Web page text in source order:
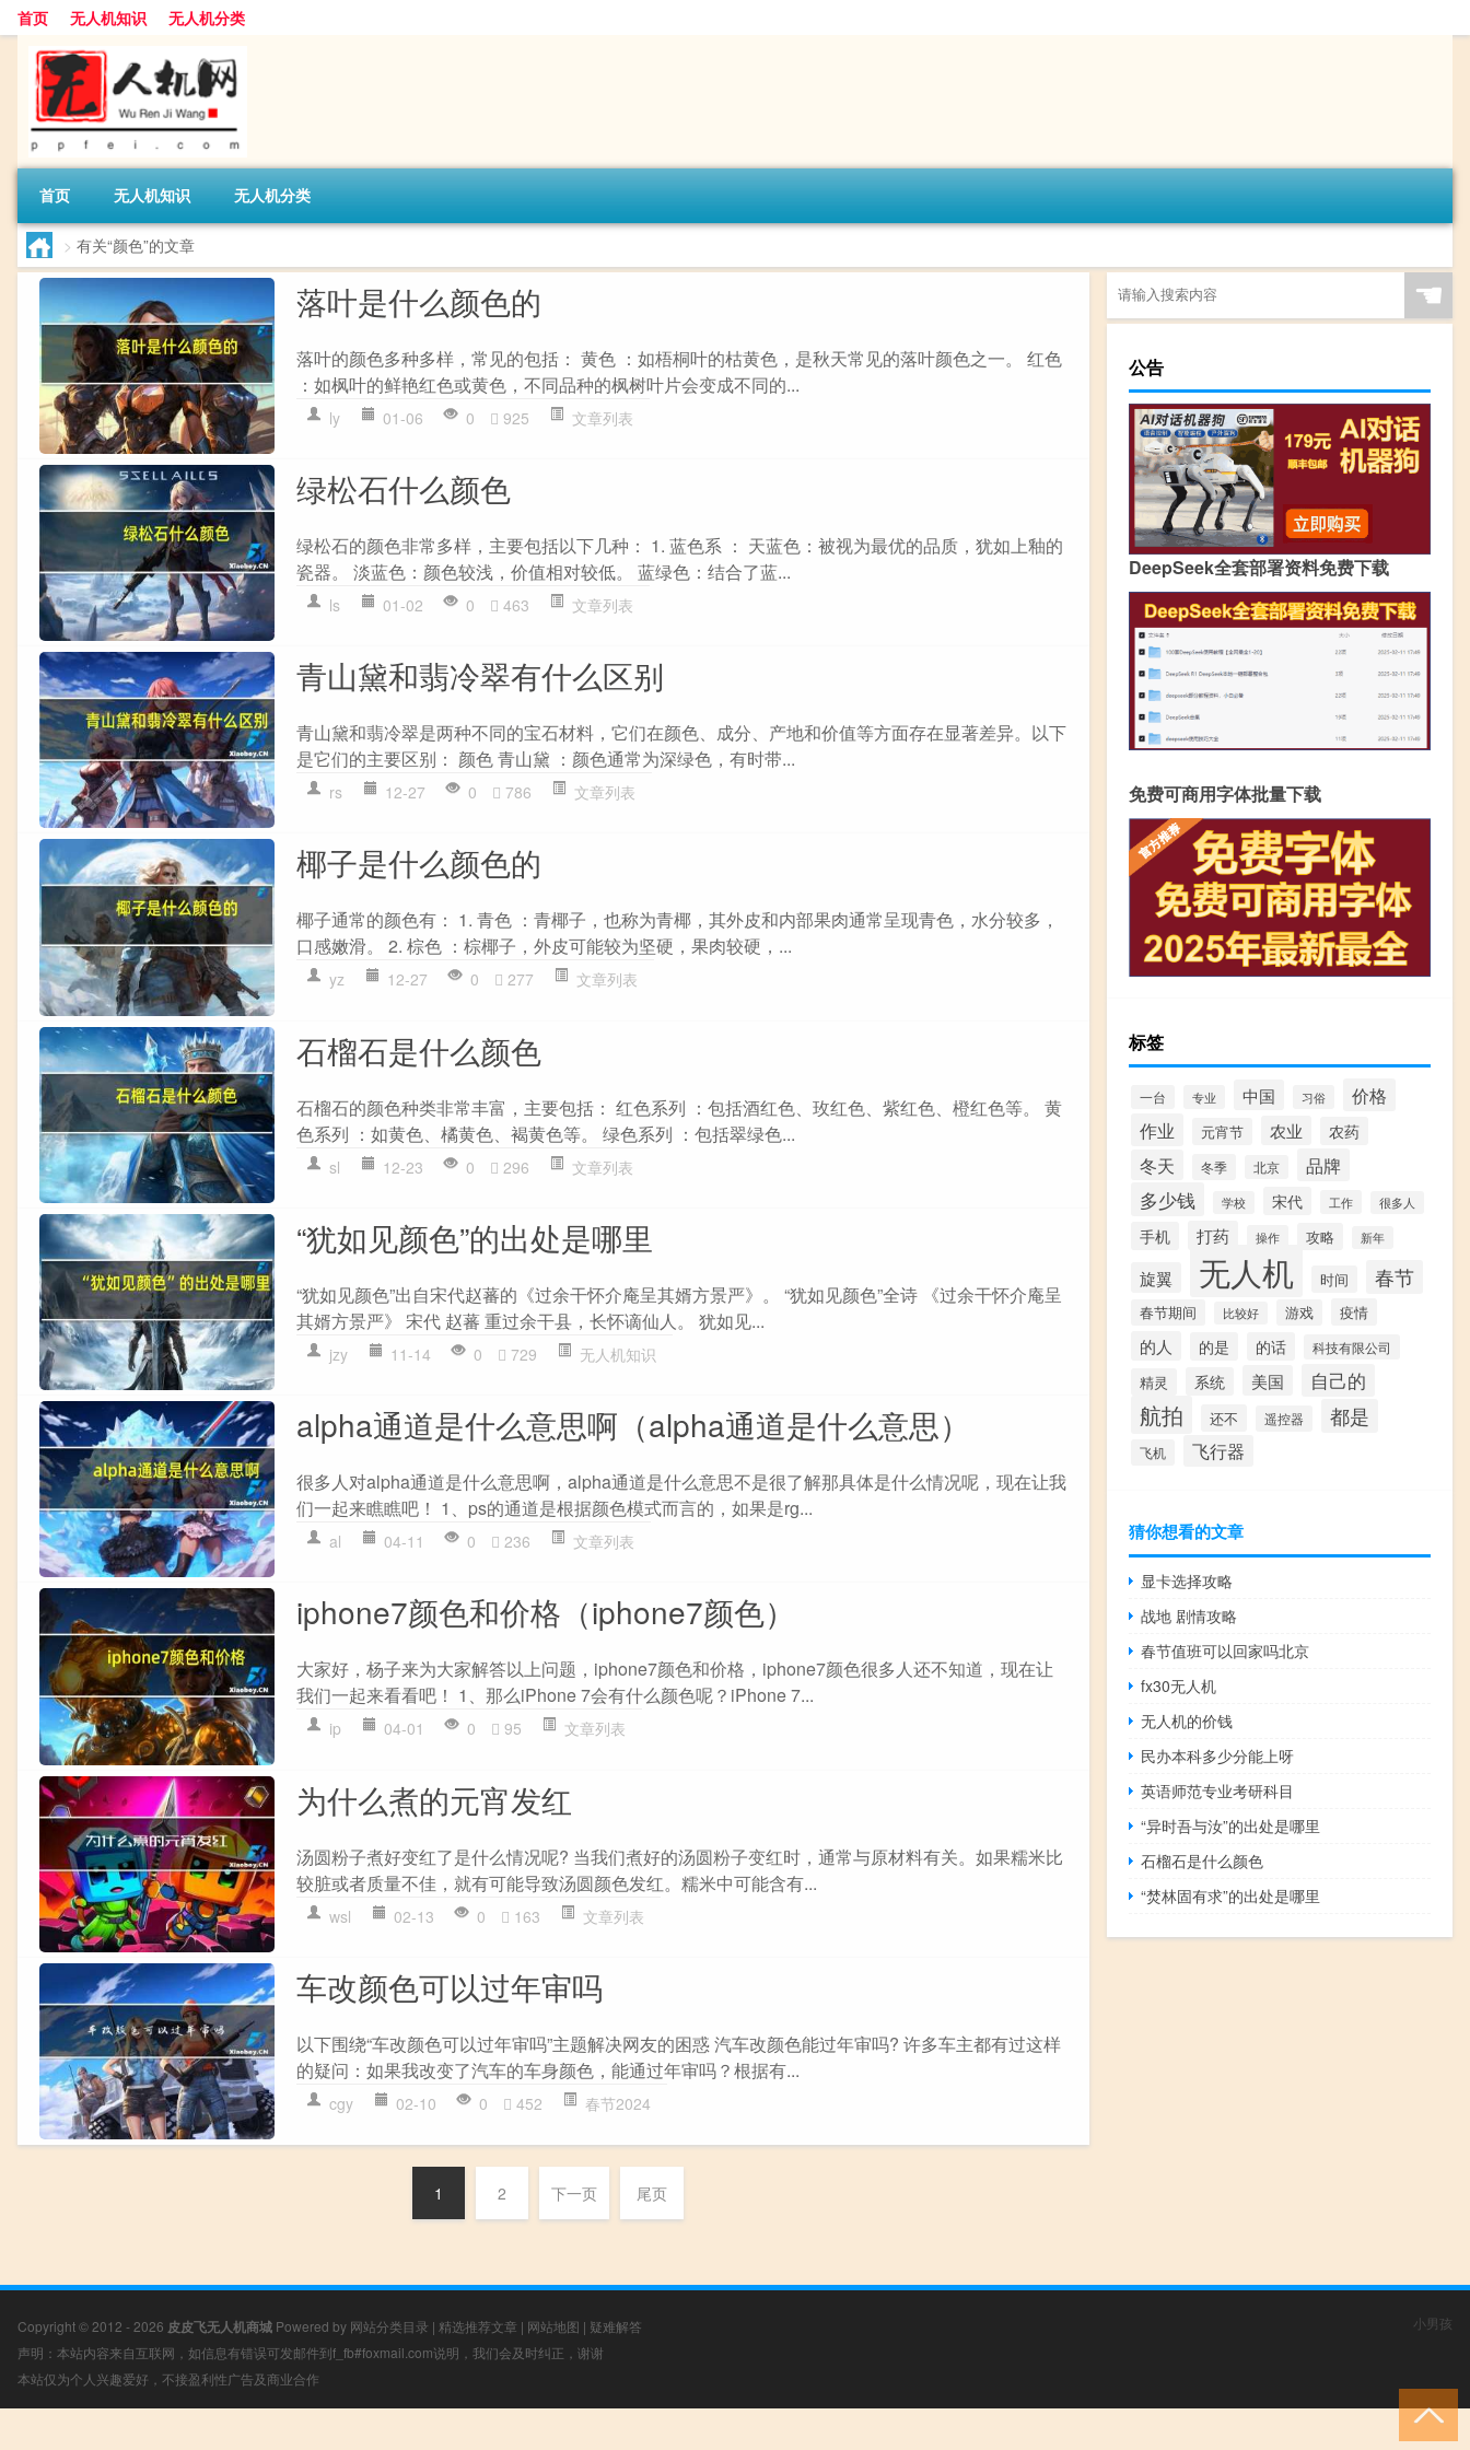
首页 无人机知识 无人机分类
首页 无人机知识 无人机分类
> 有关“颜色”的文章
落叶是什么颜色的
落叶的颜色多种多样，常见的包括： 黄色 ：如梧桐叶的枯黄色，是秋天常见的落叶颜色之一。 红色
：如枫叶的鲜艳红色或黄色，不同品种的枫树叶片会变成不同的...
ly 01-06 0 925 文章列表
绿松石什么颜色
绿松石的颜色非常多样，主要包括以下几种： 1. 蓝色系 ： 天蓝色：被视为最优的品质，犹如上釉的
瓷器。 淡蓝色：颜色较浅，价值相对较低。 蓝绿色：结合了蓝...
ls 01-02 0 463 文章列表
青山黛和翡冷翠有什么区别
青山黛和翡冷翠是两种不同的宝石材料，它们在颜色、成分、产地和价值等方面存在显著差异。以下
是它们的主要区别： 颜色 青山黛 ：颜色通常为深绿色，有时带...
rs 12-27 0 786 文章列表
椰子是什么颜色的
椰子通常的颜色有： 1. 青色 ：青椰子，也称为青椰，其外皮和内部果肉通常呈现青色，水分较多，
口感嫩滑。 2. 棕色 ：棕椰子，外皮可能较为坚硬，果肉较硬，...
yz 12-27 0 277 文章列表
石榴石是什么颜色
石榴石的颜色种类非常丰富，主要包括： 红色系列 ：包括酒红色、玫红色、紫红色、橙红色等。 黄
色系列 ：如黄色、橘黄色、褐黄色等。 绿色系列 ：包括翠绿色...
sl 12-23 0 296 文章列表
“犹如见颜色”的出处是哪里
“犹如见颜色”出自宋代赵蕃的《过余干怀介庵呈其婿方景严》。 “犹如见颜色”全诗 《过余干怀介庵呈
其婿方景严》 宋代 赵蕃 重过余干县，长怀谪仙人。 犹如见...
jzy 11-14 0 729 无人机知识
alpha通道是什么意思啊（alpha通道是什么意思）
很多人对alpha通道是什么意思啊，alpha通道是什么意思不是很了解那具体是什么情况呢，现在让我
们一起来瞧瞧吧！ 1、ps的通道是根据颜色模式而言的，如果是rg...
al 04-11 0 236 文章列表
iphone7颜色和价格（iphone7颜色）
大家好，杨子来为大家解答以上问题，iphone7颜色和价格，iphone7颜色很多人还不知道，现在让
我们一起来看看吧！ 1、那么iPhone 7会有什么颜色呢？iPhone 7...
ip 04-01 0 95 文章列表
为什么煮的元宵发红
汤圆粉子煮好变红了是什么情况呢? 当我们煮好的汤圆粉子变红时，通常与原材料有关。如果糯米比
较脏或者质量不佳，就有可能导致汤圆颜色发红。糯米中可能含有...
wsl 02-13 0 163 文章列表
车改颜色可以过年审吗
以下围绕“车改颜色可以过年审吗”主题解决网友的困惑 汽车改颜色能过年审吗? 许多车主都有过这样
的疑问：如果我改变了汽车的车身颜色，能通过年审吗？根据有...
cgy 02-10 0 452 春节2024
1 2 下一页 尾页
☚
公告
DeepSeek全套部署资料免费下载
免费可商用字体批量下载
标签
一台 专业 中国 习俗
价格
作业
元宵节 农业 农药
冬天 冬季 北京 品牌
多少钱 学校 宋代 工作 很多人
手机 打药 操作 攻略 新年
旋翼 无人机 时间 春节
春节期间 比较好 游戏 疫情
的人 的是 的话 科技有限公司
精灵 系统 美国 自己的
航拍 还不 遥控器 都是
飞机 飞行器
猜你想看的文章
显卡选择攻略
战地 剧情攻略
春节值班可以回家吗北京
fx30无人机
无人机的价钱
民办本科多少分能上呀
英语师范专业考研科目
“异时吾与汝”的出处是哪里
石榴石是什么颜色
“焚林固有求”的出处是哪里
Copyright © 2012 - 2026 皮皮飞无人机商城 Powered by 网站分类目录 | 精选推荐文章 | 网站地图 | 疑难解答
声明：本站内容来自互联网，如信息有错误可发邮件到f_fb#foxmail.com说明，我们会及时纠正，谢谢
本站仅为个人兴趣爱好，不接盈利性广告及商业合作
小男孩